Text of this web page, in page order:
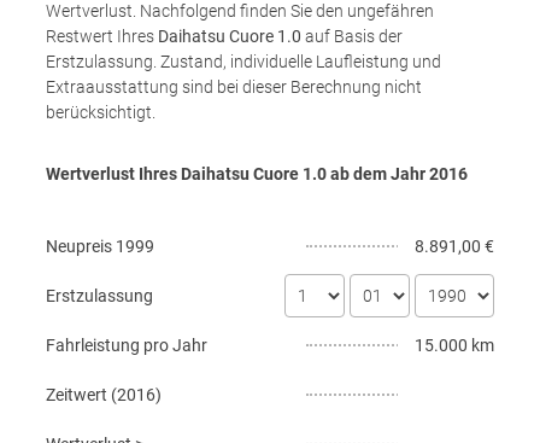
Wertverlust. Nachfolgend finden Sie den ungefähren
Restwert Ihres Daihatsu Cuore 1.0 auf Basis der
Erstzulassung. Zustand, individuelle Laufleistung und
Extraausstattung sind bei dieser Berechnung nicht
berücksichtigt.
Wertverlust Ihres Daihatsu Cuore 1.0 ab dem Jahr2016
Neupreis 1999 8.891,00 €
Erstzulassung
Fahrleistung pro Jahr 15.000 km
Zeitwert (2016)